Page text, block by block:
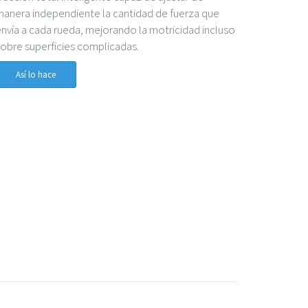
independiente la cantidad de fuerza que
a cada rueda, mejorando la motricidad incluso
superficies complicadas.
Así lo hace